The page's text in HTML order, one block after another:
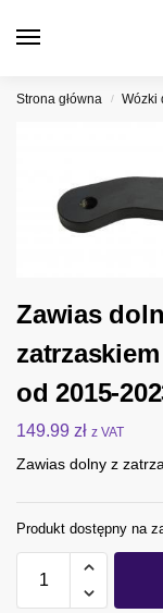
Strona główna / Wózki
Zawias
od 2015-
149.99 zł z VAT
Zawias dolny z
Produkt dostępny na